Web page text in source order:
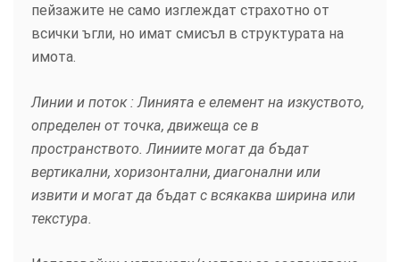
пейзажите не само изглеждат страхотно от
всички ъгли, но имат смисъл в структурата на
имота.
Линии и поток : Линията е елемент на изкуството,
определен от точка, движеща се в
пространството. Линиите могат да бъдат
вертикални, хоризонтални, диагонални или
извити и могат да бъдат с всякаква ширина или
текстура.